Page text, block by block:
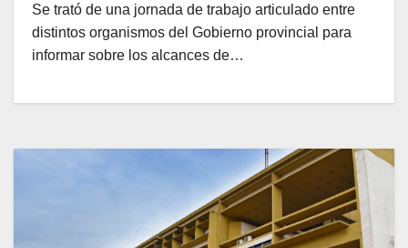
Se trató de una jornada de trabajo articulado entre
distintos organismos del Gobierno provincial para
informar sobre los alcances de…